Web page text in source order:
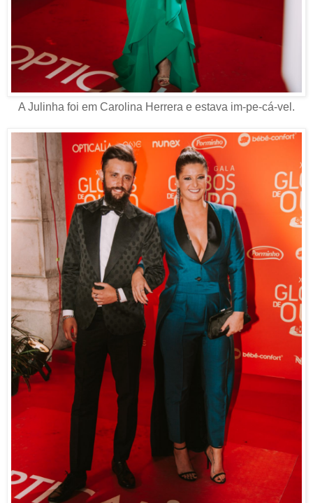
A Julinha foi em Carolina Herrera e estava im-pe-cá-vel.